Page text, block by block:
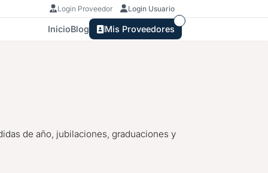
Login Proveedor Login Usuario
InicioBlog Mis Proveedores
de año, jubilaciones, graduaciones y